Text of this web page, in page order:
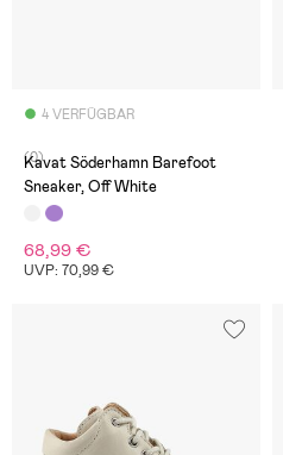
4 VERFÜGBAR
(0)
Kavat Söderhamn Barefoot
Sneaker, Off White
68,99 €
UVP: 70,99 €